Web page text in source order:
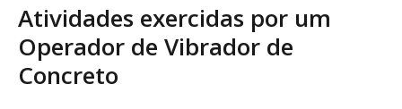
Atividades exercidas por um
Operador de Vibrador de
Concreto